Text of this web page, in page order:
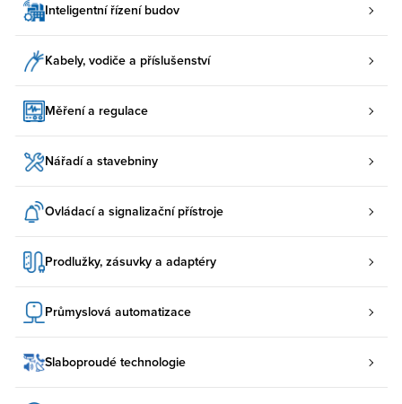
Inteligentní řízení budov
Kabely, vodiče a příslušenství
Měření a regulace
Nářadí a stavebniny
Ovládací a signalizační přístroje
Prodlužky, zásuvky a adaptéry
Průmyslová automatizace
Slaboproudé technologie